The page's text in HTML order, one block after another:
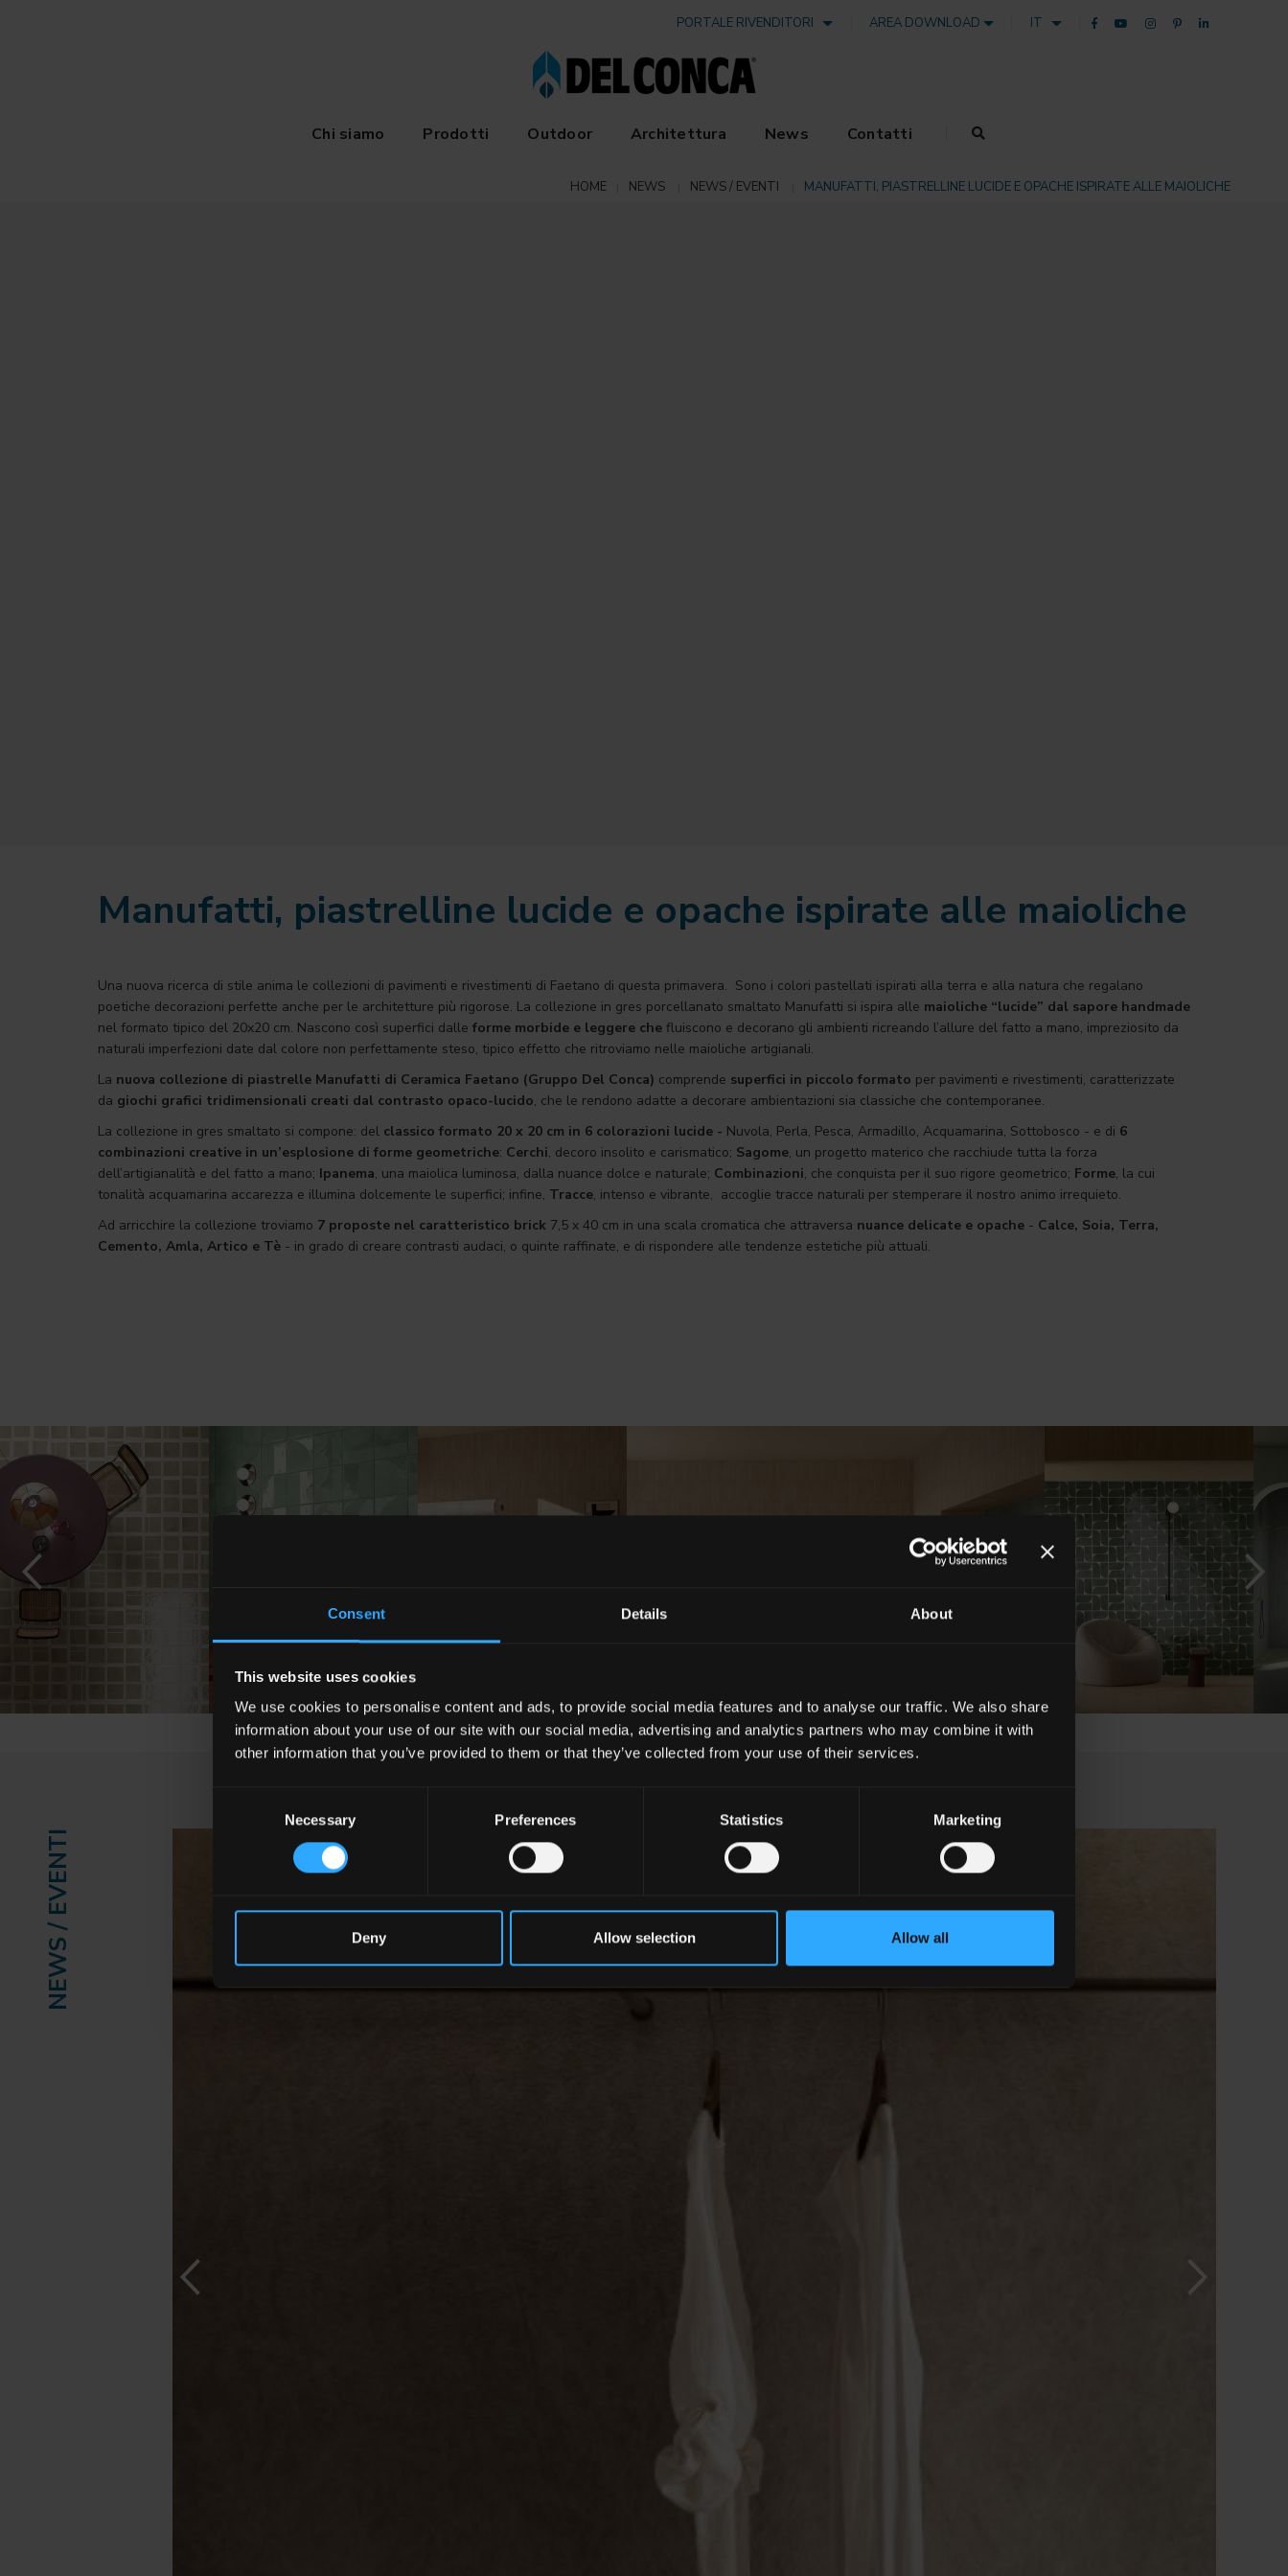
Consent Details About
This website uses cookies
We use cookies to personalise content and ads, to provide social media features and to analyse our traffic. We also share
information about your use of our site with our social media, advertising and analytics partners who may combine it with
other information that you’ve provided to them or that they’ve collected from your use of their services.
Necessary Preferences Statistics Marketing
Deny Allow selection Allow all
PORTALE RIVENDITORI AREA DOWNLOAD IT
Chi siamo Prodotti Outdoor Architettura News Contatti
HOME NEWS NEWS / EVENTI MANUFATTI, PIASTRELLINE LUCIDE E OPACHE ISPIRATE ALLE MAIOLICHE
Manufatti, piastrelline lucide e opache ispirate alle maioliche
Una nuova ricerca di stile anima le collezioni di pavimenti e rivestimenti di Faetano di questa primavera. Sono i colori pastellati ispirati alla terra e alla natura che regalano
poetiche decorazioni perfette anche per le architetture più rigorose. La collezione in gres porcellanato smaltato Manufatti si ispira alle maioliche “lucide” dal sapore handmade
nel formato tipico del 20x20 cm. Nascono così superfici dalle forme morbide e leggere che fluiscono e decorano gli ambienti ricreando l’allure del fatto a mano, impreziosito da
naturali imperfezioni date dal colore non perfettamente steso, tipico effetto che ritroviamo nelle maioliche artigianali.
La nuova collezione di piastrelle Manufatti di Ceramica Faetano (Gruppo Del Conca) comprende superfici in piccolo formato per pavimenti e rivestimenti, caratterizzate
da giochi grafici tridimensionali creati dal contrasto opaco-lucido, che le rendono adatte a decorare ambientazioni sia classiche che contemporanee.
La collezione in gres smaltato si compone: del classico formato 20 x 20 cm in 6 colorazioni lucide - Nuvola, Perla, Pesca, Armadillo, Acquamarina, Sottobosco - e di 6
combinazioni creative in un’esplosione di forme geometriche: Cerchi, decoro insolito e carismatico; Sagome, un progetto materico che racchiude tutta la forza
dell’artigianalità e del fatto a mano; Ipanema, una maiolica luminosa, dalla nuance dolce e naturale; Combinazioni, che conquista per il suo rigore geometrico; Forme, la cui
tonalità acquamarina accarezza e illumina dolcemente le superfici; infine, Tracce, intenso e vibrante, accoglie tracce naturali per stemperare il nostro animo irrequieto.
Ad arricchire la collezione troviamo 7 proposte nel caratteristico brick 7,5 x 40 cm in una scala cromatica che attraversa nuance delicate e opache - Calce, Soia, Terra,
Cemento, Amla, Artico e Tè - in grado di creare contrasti audaci, o quinte raffinate, e di rispondere alle tendenze estetiche più attuali.
NEWS / EVENTI